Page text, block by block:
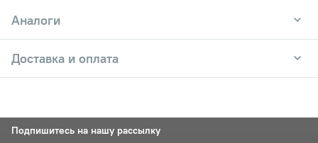
Аналоги
Доставка и оплата
Подпишитесь на нашу рассылку